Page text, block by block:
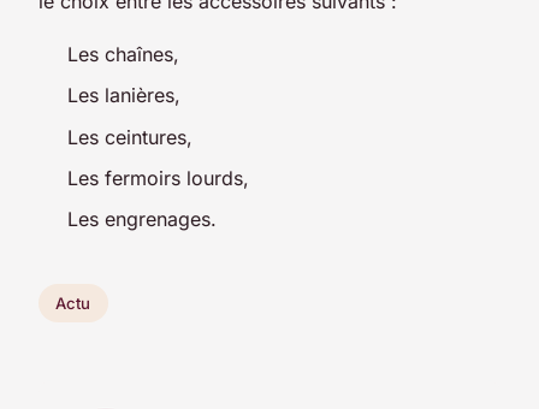
Les chaînes,
Les lanières,
Les ceintures,
Les fermoirs lourds,
Les engrenages.
Actu